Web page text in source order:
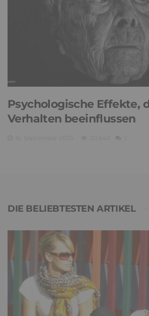
Psychologische Effekte,
Verhalten beeinflussen
DIE BELIEBTESTEN ARTIKEL